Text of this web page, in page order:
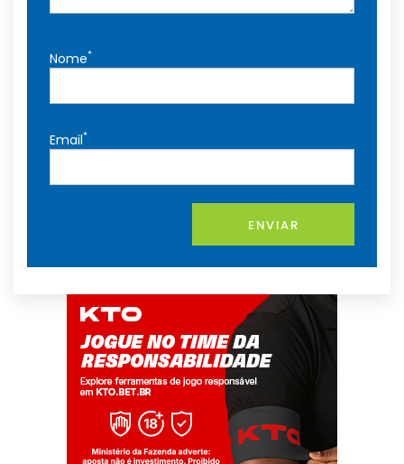
Nome*
Email*
ENVIAR